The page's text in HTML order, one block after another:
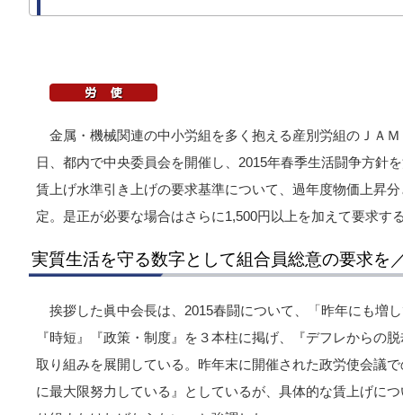
金属・機械関連の中小労組を多く抱える産別労組のＪＡ
日、都内で中央委員会を開催し、2015年春季生活闘争方針
賃上げ水準引き上げの要求基準について、過年度物価上昇
定。是正が必要な場合はさらに1,500円以上を加えて要求す
実質生活を守る数字として組合員総意の要求を
挨拶した眞中会長は、2015春闘について、「昨年にも増
『時短』『政策・制度』を３本柱に掲げ、『デフレからの
取り組みを展開している。昨年末に開催された政労使会議
に最大限努力している』としているが、具体的な賃上げに